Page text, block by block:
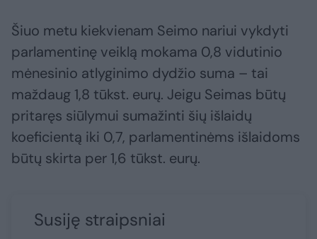
Šiuo metu kiekvienam Seimo nariui vykdyti
parlamentinę veiklą mokama 0,8 vidutinio
mėnesinio atlyginimo dydžio suma – tai
maždaug 1,8 tūkst. eurų. Jeigu Seimas būtų
pritaręs siūlymui sumažinti šių išlaidų
koeficientą iki 0,7, parlamentinėms išlaidoms
būtų skirta per 1,6 tūkst. eurų.
Susiję straipsniai